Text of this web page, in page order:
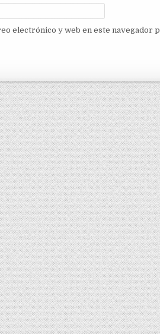
electrónico y web en este navegador